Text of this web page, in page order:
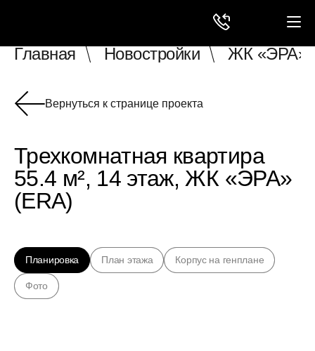
Главная Новостройки ЖК «ЭРА»
Вернуться к странице проекта
Трехкомнатная квартира
55.4 м², 14 этаж, ЖК «ЭРА»
(ERA)
Планировка План этажа Корпус на генплане
Фото